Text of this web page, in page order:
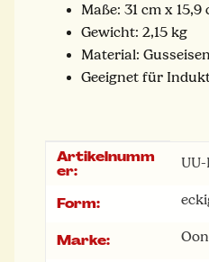
Maße: 31 cm x 15,9
Gewicht: 2,15 kg
Material:
Geeignet für
Produkteigenschaft
Wert
Artikelnumm
er:
Form:
Marke: